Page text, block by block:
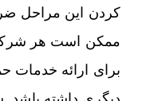
کردن این مراحل
ممکن است هر
برای ارائه خدمات